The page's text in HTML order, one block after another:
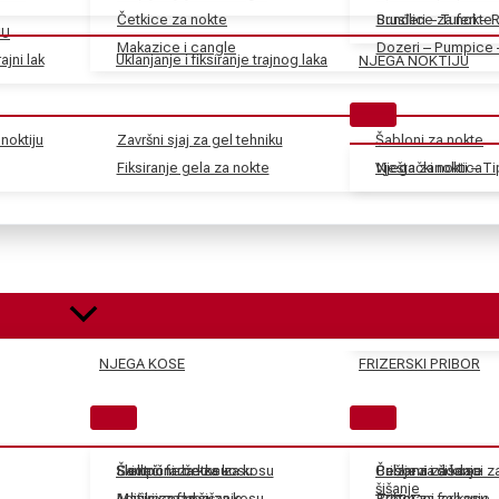
lak Uklanjanje i fiksiranje trajnog laka
Završni sjaj za gel tehniku
Fiksiranje gela za nokte
Šabloni za nokte
Vještački nokti –
Četkice za nokte
Makazice i cangle
Sunđeri – Tuferi –
Dozeri – Pumpice
Brusilice za nokte
NJEGA NOKTIJU
Njega zanoktica
Skidači farbe za kosu
Električne četke za kosu
Češljevi i dodaci
šišanje
NJEGA KOSE
Šamponi za kosu
Balzami za kosu
FRIZERSKI PRIBOR
Pribor za šišanje